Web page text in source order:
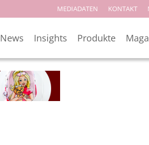
MEDIADATEN KONTAKT
News Insights Produkte